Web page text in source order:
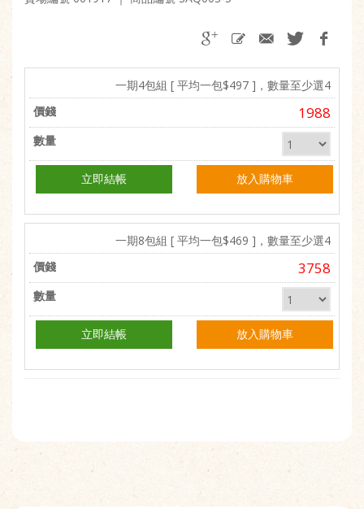
一期4包組 [ 平均一包$497 ]，數量至少選4
1988
立即結帳 放入購物車
一期8包組 [ 平均一包$469 ]，數量至少選4
3758
立即結帳 放入購物車